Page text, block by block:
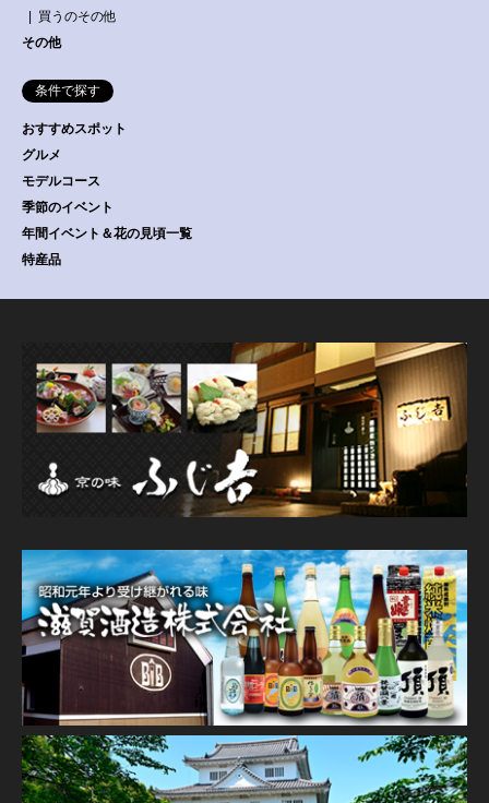
買うのその他
その他
条件で探す
おすすめスポット
グルメ
モデルコース
季節のイベント
年間イベント＆花の見頃一覧
特産品